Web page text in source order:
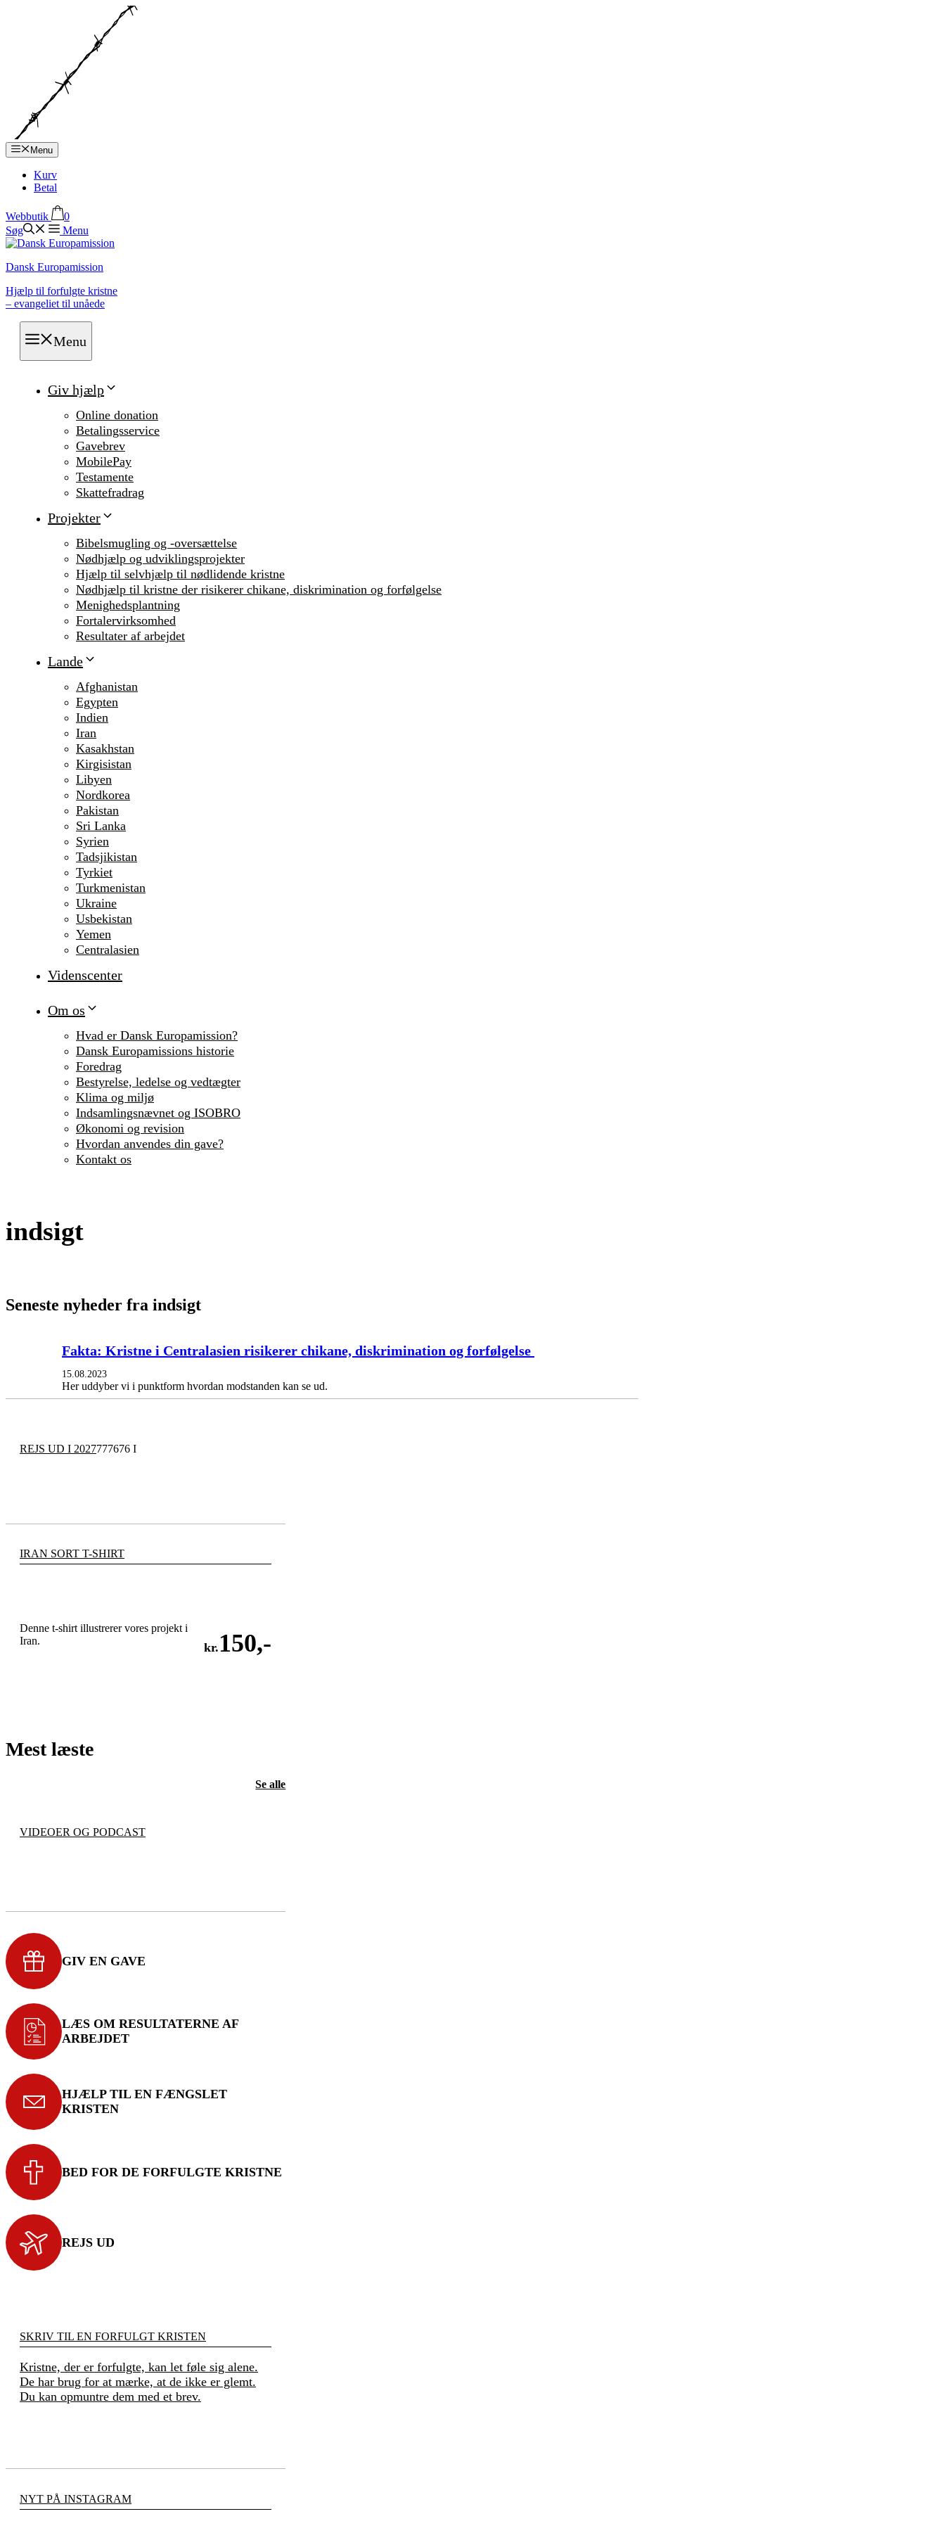
Menu
Kurv
Betal
Webbutik
0
Søg
Menu
Dansk Europamission
Hjælp til forfulgte kristne
– evangeliet til unåede
Menu
Giv hjælp
Online donation
Betalingsservice
Gavebrev
MobilePay
Testamente
Skattefradrag
Projekter
Bibelsmugling og -oversættelse
Nødhjælp og udviklingsprojekter
Hjælp til selvhjælp til nødlidende kristne
Nødhjælp til kristne der risikerer chikane, diskrimination og forfølgelse
Menighedsplantning
Fortalervirksomhed
Resultater af arbejdet
Lande
Afghanistan
Egypten
Indien
Iran
Kasakhstan
Kirgisistan
Libyen
Nordkorea
Pakistan
Sri Lanka
Syrien
Tadsjikistan
Tyrkiet
Turkmenistan
Ukraine
Usbekistan
Yemen
Centralasien
Videnscenter
Om os
Hvad er Dansk Europamission?
Dansk Europamissions historie
Foredrag
Bestyrelse, ledelse og vedtægter
Klima og miljø
Indsamlingsnævnet og ISOBRO
Økonomi og revision
Hvordan anvendes din gave?
Kontakt os
indsigt
Seneste nyheder fra indsigt
Fakta: Kristne i Centralasien risikerer chikane, diskrimination og forfølgelse
15.08.2023
Her uddyber vi i punktform hvordan modstanden kan se ud.
REJS UD I 2027777676 I
IRAN SORT T-SHIRT
Denne t-shirt illustrerer vores projekt i
Iran.
kr.150,-
Mest læste
Se alle
VIDEOER OG PODCAST
GIV EN GAVE
LÆS OM RESULTATERNE AF
ARBEJDET
HJÆLP TIL EN FÆNGSLET
KRISTEN
BED FOR DE FORFULGTE KRISTNE
REJS UD
SKRIV TIL EN FORFULGT KRISTEN
Kristne, der er forfulgte, kan let føle sig alene.
De har brug for at mærke, at de ikke er glemt.
Du kan opmuntre dem med et brev.
NYT PÅ INSTAGRAM